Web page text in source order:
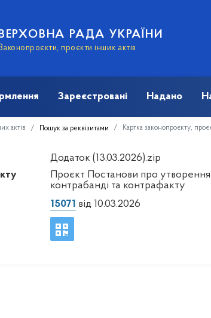
РАДА УКРАЇНИ
проєкти інших актів
Зареєстровані Надано
актів Пошук за реквізитами Картка законопроєкту,
Додаток (13.03.2026).zip
Проєкт Постанови про утворення
контрабанді та контрафакту
15071 від 10.03.2026